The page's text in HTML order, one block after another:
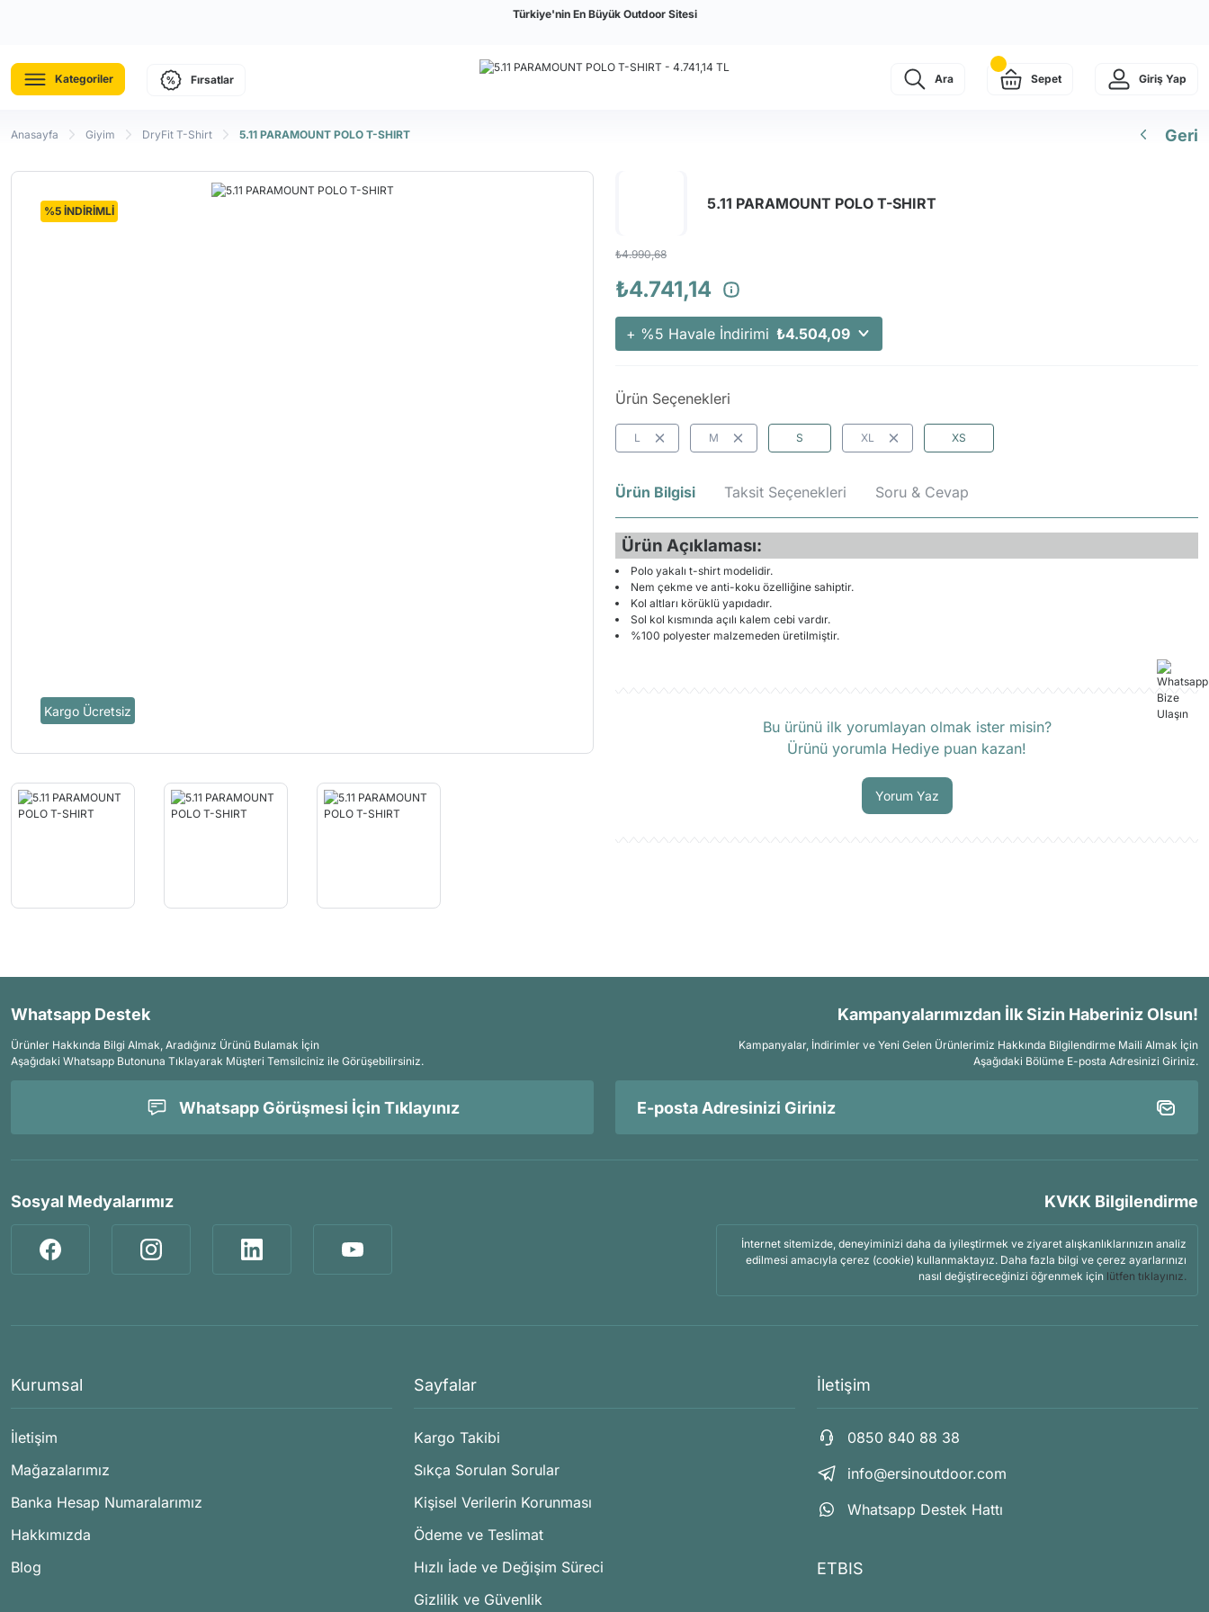
Türkiye'nin En Büyük Outdoor Sitesi
Kategoriler Fırsatlar Ara Sepet Giriş Yap
Anasayfa Giyim DryFit T-Shirt 5.11 PARAMOUNT POLO T-SHIRT Geri
Kargo Ücretsiz
%5 İNDİRİMLİ 5.11 PARAMOUNT POLO T-SHIRT
₺4.990,68
₺4.741,14
+ %5 Havale İndirimi ₺4.504,09
Ürün Seçenekleri
L M S XL XS
Ürün Bilgisi Taksit Seçenekleri Soru & Cevap
Ürün Açıklaması:
Polo yakalı t-shirt modelidir.
Nem çekme ve anti-koku özelliğine sahiptir.
Kol altları körüklü yapıdadır.
Sol kol kısmında açılı kalem cebi vardır.
%100 polyester malzemeden üretilmiştir.
Bu ürünü ilk yorumlayan olmak ister misin?
Ürünü yorumla Hediye puan kazan!
Yorum Yaz
Whatsapp Destek
Ürünler Hakkında Bilgi Almak, Aradığınız Ürünü Bulamak İçin
Aşağıdaki Whatsapp Butonuna Tıklayarak Müşteri Temsilciniz ile Görüşebilirsiniz.
Whatsapp Görüşmesi İçin Tıklayınız
Kampanyalarımızdan İlk Sizin Haberiniz Olsun!
Kampanyalar, İndirimler ve Yeni Gelen Ürünlerimiz Hakkında Bilgilendirme Maili Almak İçin
Aşağıdaki Bölüme E-posta Adresinizi Giriniz.
Sosyal Medyalarımız KVKK Bilgilendirme
İnternet sitemizde, deneyiminizi daha da iyileştirmek ve ziyaret alışkanlıklarınızın analiz
edilmesi amacıyla çerez (cookie) kullanmaktayız. Daha fazla bilgi ve çerez ayarlarınızı
nasıl değiştireceğinizi öğrenmek için lütfen tıklayınız.
Kurumsal
İletişim
Mağazalarımız
Banka Hesap Numaralarımız
Hakkımızda
Blog
Sayfalar
Kargo Takibi
Sıkça Sorulan Sorular
Kişisel Verilerin Korunması
Ödeme ve Teslimat
Hızlı İade ve Değişim Süreci
Gizlilik ve Güvenlik
İletişim
0850 840 88 38
info@ersinoutdoor.com
Whatsapp Destek Hattı
ETBIS